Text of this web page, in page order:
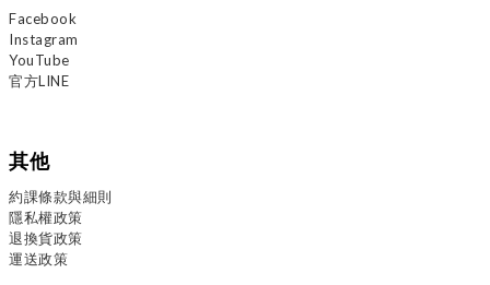
Facebook
Instagram
YouTube
官方LINE
其他
約課條款與細則
隱私權政策
退換貨政策
運送政策